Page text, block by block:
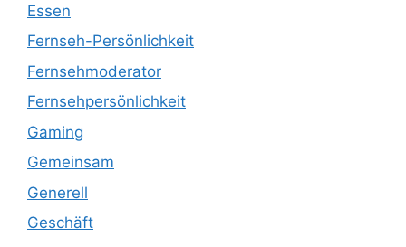
Essen
Fernseh-Persönlichkeit
Fernsehmoderator
Fernsehpersönlichkeit
Gaming
Gemeinsam
Generell
Geschäft